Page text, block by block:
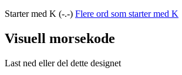
Starter med K (-.-) Flere ord som starter med K
Visuell morsekode
Last ned eller del dette designet